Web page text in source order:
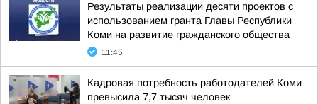
Результаты реализации десяти проектов с
использованием гранта Главы Республики
Коми на развитие гражданского общества
11:45
Кадровая потребность работодателей Коми
превысила 7,7 тысяч человек